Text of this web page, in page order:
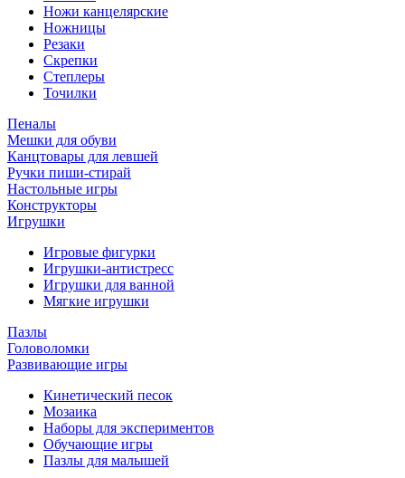
Ножи канцелярские
Ножницы
Резаки
Скрепки
Степлеры
Точилки
Пеналы
Мешки для обуви
Канцтовары для левшей
Ручки пиши-стирай
Настольные игры
Конструкторы
Игрушки
Игровые фигурки
Игрушки-антистресс
Игрушки для ванной
Мягкие игрушки
Пазлы
Головоломки
Развивающие игры
Кинетический песок
Мозаика
Наборы для экспериментов
Обучающие игры
Пазлы для малышей